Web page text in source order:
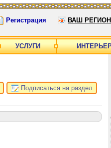
Регистрация ВАШ РЕГИОН
УСЛУГИ
Подписаться на раздел